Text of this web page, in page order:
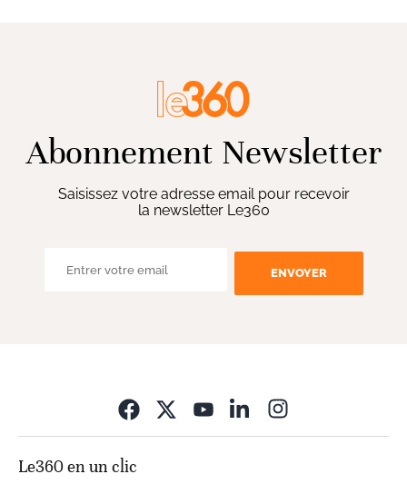
Abonnement Newsletter
Saisissez votre adresse email pour recevoir
la newsletter Le360
ENVOYER
Le360 en un clic